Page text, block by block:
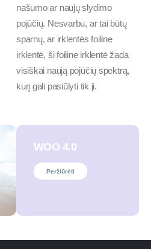
našumo ar naujų slydimo
pojūčių. Nesvarbu, ar tai būtų
sparnų, ar irklentės foiline
irklentė, ši foiline irklentė žada
visiškai naują pojūčių spektrą,
kurį gali pasiūlyti tik ji.
WOO 4.0
Peržiūrėti